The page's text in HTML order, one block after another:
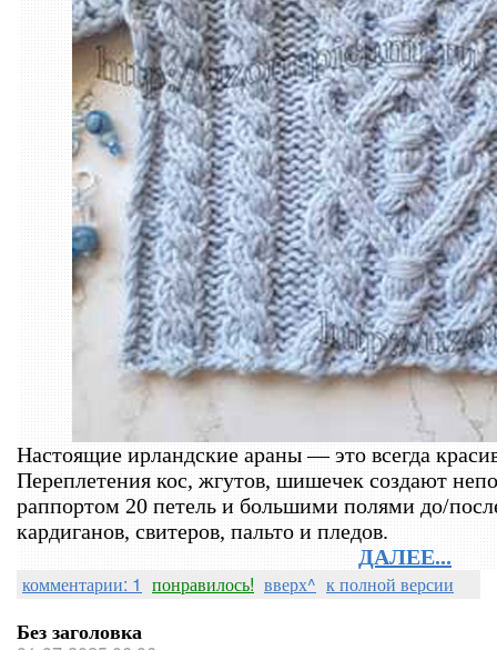
Настоящие ирландские араны — это всегда
Переплетения кос, жгутов, шишечек создают
раппортом 20 петель и большими полями до/
кардиганов, свитеров, пальто и пледов.
ДАЛЕЕ...
комментарии: 1 понравилось! вверх^ к полной версии
Без заголовка